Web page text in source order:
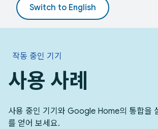
작동 중인 기기
사용 사례
사용 중인 기기와 Google Home의 통합을
를 얻어 보세요.